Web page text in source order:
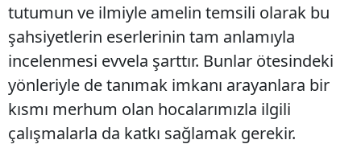
tutumun ve ilmiyle amelin temsili olarak bu
şahsiyetlerin eserlerinin tam anlamıyla
incelenmesi evvela şarttır. Bunlar ötesindeki
yönleriyle de tanımak imkanı arayanlara bir
kısmı merhum olan hocalarımızla ilgili
çalışmalarla da katkı sağlamak gerekir.